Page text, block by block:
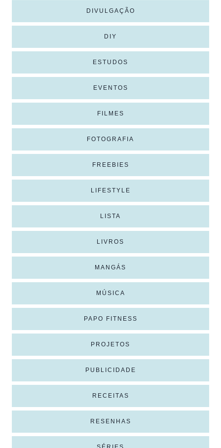
DIVULGAÇÃO
DIY
ESTUDOS
EVENTOS
FILMES
FOTOGRAFIA
FREEBIES
LIFESTYLE
LISTA
LIVROS
MANGÁS
MÚSICA
PAPO FITNESS
PROJETOS
PUBLICIDADE
RECEITAS
RESENHAS